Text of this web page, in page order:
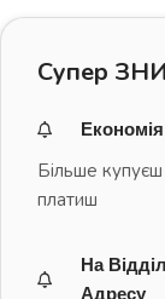
Супер
Більше
платиш
На
Адресу